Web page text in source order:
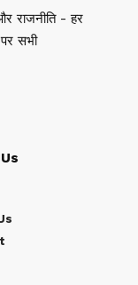
राजनीति - हर
सभी